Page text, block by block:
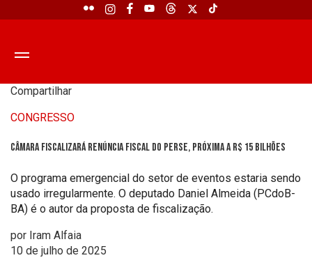
Compartilhar
CONGRESSO
Câmara fiscalizará renúncia fiscal do Perse, próxima a R$ 15 bilhões
O programa emergencial do setor de eventos estaria sendo
usado irregularmente. O deputado Daniel Almeida (PCdoB-
BA) é o autor da proposta de fiscalização.
por Iram Alfaia
10 de julho de 2025